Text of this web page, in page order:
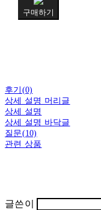
구매하기
후기(0)
상세 설명 머리글
상세 설명
상세 설명 바닥글
질문(10)
관련 상품
글쓴이